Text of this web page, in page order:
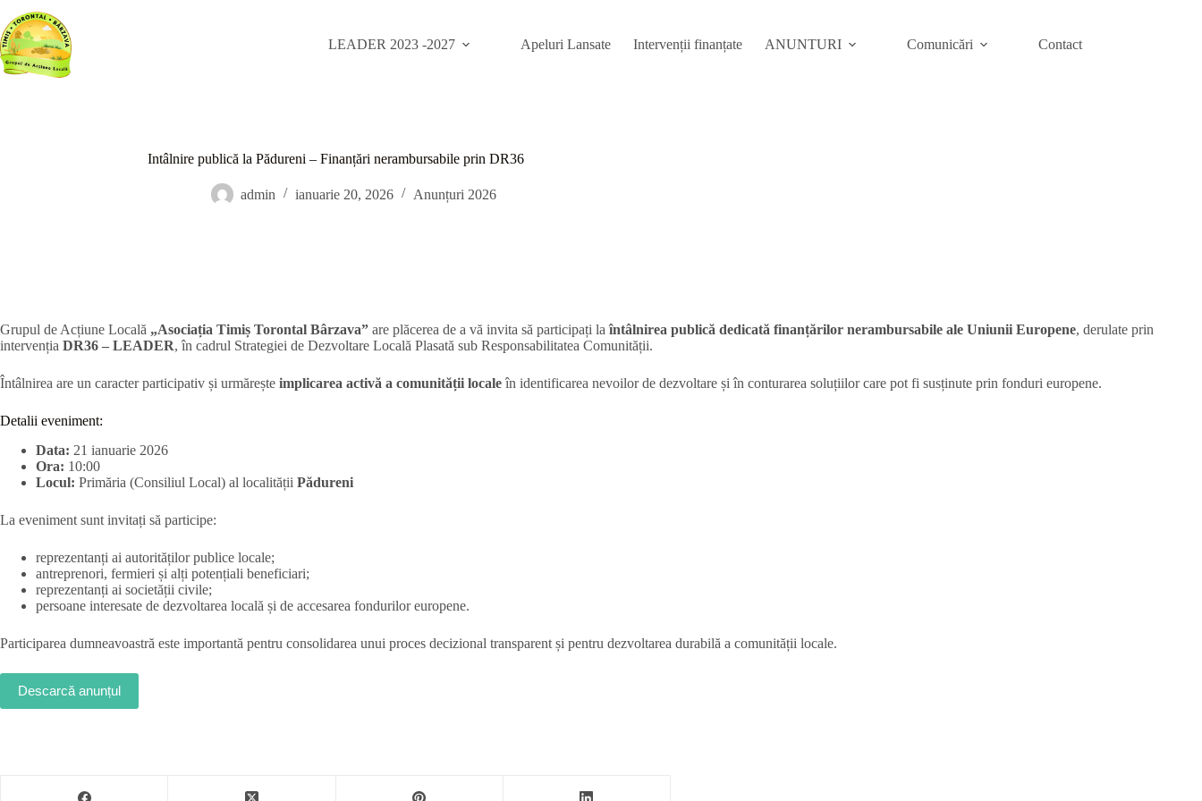
la
conținut
LEADER 2023 -2027 Apeluri Lansate Intervenții finanțate ANUNTURI Comunicări Contact
Intâlnire publică la Pădureni – Finanțări nerambursabile prin DR36
admin ianuarie 20, 2026 Anunțuri 2026
Grupul de Acțiune Locală „Asociația Timiș Torontal Bârzava” are plăcerea de a vă invita să participați laîntâlnirea publică dedicată finanțărilor nerambursabile ale Uniunii Europene, derulate prin
intervenția DR36 – LEADER, în cadrul Strategiei de Dezvoltare Locală Plasată sub Responsabilitatea Comunității.
Întâlnirea are un caracter participativ și urmărește implicarea activă a comunității localeîn identificarea nevoilor de dezvoltare și în conturarea soluțiilor care pot fi susținute prin fonduri europene.
Detalii eveniment:
Data: 21 ianuarie 2026
Ora: 10:00
Locul: Primăria (Consiliul Local) al localității Pădureni
La eveniment sunt invitați să participe:
reprezentanți ai autorităților publice locale;
antreprenori, fermieri și alți potențiali beneficiari;
reprezentanți ai societății civile;
persoane interesate de dezvoltarea locală și de accesarea fondurilor europene.
Participarea dumneavoastră este importantă pentru consolidarea unui proces decizional transparent și pentru dezvoltarea durabilă a comunității locale.
Descarcă anunțul